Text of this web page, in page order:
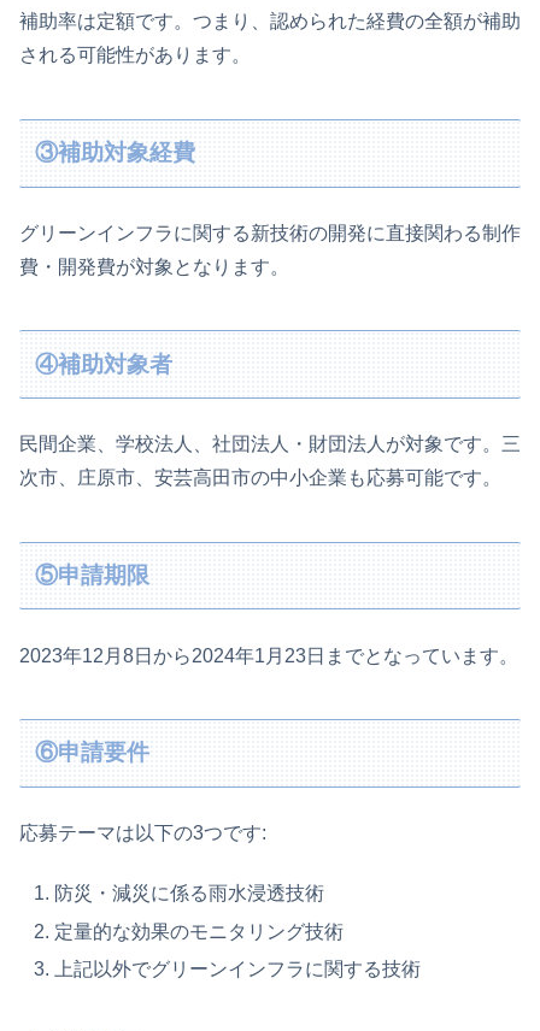
補助率は定額です。つまり、認められた経費の全額が補助
される可能性があります。
③補助対象経費
グリーンインフラに関する新技術の開発に直接関わる制作
費・開発費が対象となります。
④補助対象者
民間企業、学校法人、社団法人・財団法人が対象です。三
次市、庄原市、安芸高田市の中小企業も応募可能です。
⑤申請期限
2023年12月8日から2024年1月23日までとなっています。
⑥申請要件
応募テーマは以下の3つです:
防災・減災に係る雨水浸透技術
定量的な効果のモニタリング技術
上記以外でグリーンインフラに関する技術